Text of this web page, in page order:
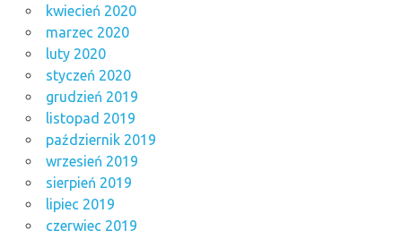
kwiecień 2020
marzec 2020
luty 2020
styczeń 2020
grudzień 2019
listopad 2019
październik 2019
wrzesień 2019
sierpień 2019
lipiec 2019
czerwiec 2019